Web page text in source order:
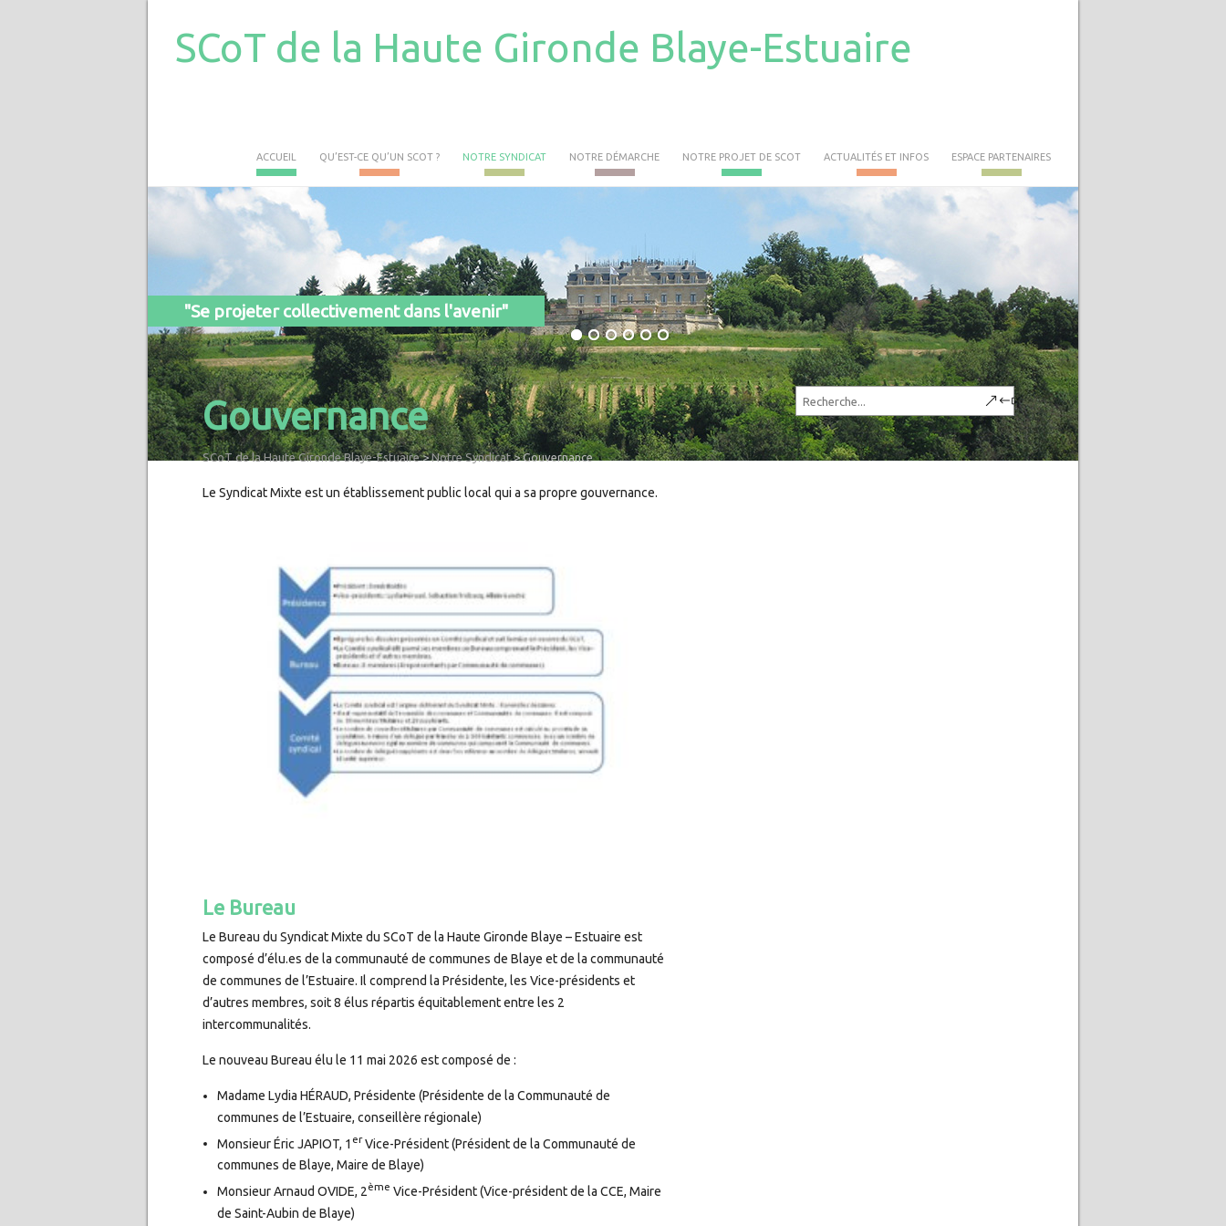
SCoT de la Haute Gironde Blaye-Estuaire
ACCUEIL QU’EST-CE QU’UN SCOT ? NOTRE SYNDICAT NOTRE DÉMARCHE NOTRE PROJET DE SCOT ACTUALITÉS ET INFOS ESPACE PARTENAIRES
"Se projeter collectivement dans l'avenir"
Gouvernance
SCoT de la Haute Gironde Blaye-Estuaire>Notre Syndicat>Gouvernance
Le Syndicat Mixte est un établissement public local qui a sa propre gouvernance.
Le Bureau
Le Bureau du Syndicat Mixte du SCoT de la Haute Gironde Blaye – Estuaire est
composé d’élu.es de la communauté de communes de Blaye et de la communauté
de communes de l’Estuaire. Il comprend la Présidente, les Vice-présidents et
d’autres membres, soit 8 élus répartis équitablement entre les 2
intercommunalités.
Le nouveau Bureau élu le 11 mai 2026 est composé de :
Madame Lydia HÉRAUD, Présidente (Présidente de la Communauté de
communes de l’Estuaire, conseillère régionale)
Monsieur Éric JAPIOT, 1 erVice-Président (Président de la Communauté de
communes de Blaye, Maire de Blaye)
Monsieur Arnaud OVIDE, 2ème Vice-Président (Vice-président de la CCE, Maire
de Saint-Aubin de Blaye)